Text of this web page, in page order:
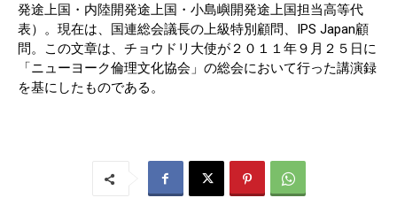
発途上国・内陸開発途上国・小島嶼開発途上国担当高等代
表）。現在は、国連総会議長の上級特別顧問、IPS Japan顧
問。この文章は、チョウドリ大使が２０１１年９月２５日に
「ニューヨーク倫理文化協会」の総会において行った講演録
を基にしたものである。